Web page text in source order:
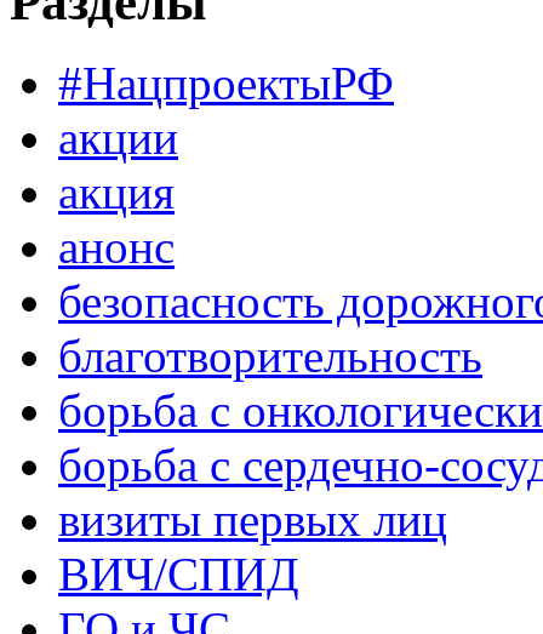
#НацпроектыРФ
акции
акция
анонс
безопасность
благотворительность
борьба с
борьба с сердечно-
визиты первых лиц
ВИЧ/СПИД